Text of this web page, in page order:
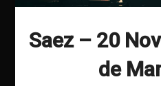
Saez – 20
de